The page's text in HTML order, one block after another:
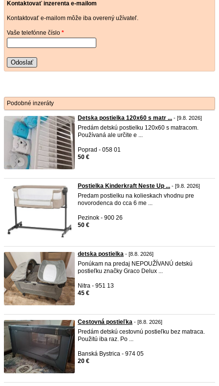
Kontaktovať inzerenta e-mailom
Kontaktovať e-mailom môže iba overený užívateľ.
Vaše telefónne číslo *
Odoslať
Podobné inzeráty
Detska postielka 120x60 s matr ... - [9.8. 2026]
Predám detskú postielku 120x60 s matracom.
Používaná ale určite e ...
Poprad - 058 01
50 €
Postielka Kinderkraft Neste Up ... - [9.8. 2026]
Predam postielku na kolieskach vhodnu pre
novorodenca do cca 6 me ...
Pezinok - 900 26
50 €
detska postielka - [8.8. 2026]
Ponúkam na predaj NEPOUŽÍVANÚ detskú
postieľku značky Graco Delux ...
Nitra - 951 13
45 €
Cestovná postieľka - [8.8. 2026]
Predám detskú cestovnú postieľku bez matraca.
Použitú iba raz. Po ...
Banská Bystrica - 974 05
20 €